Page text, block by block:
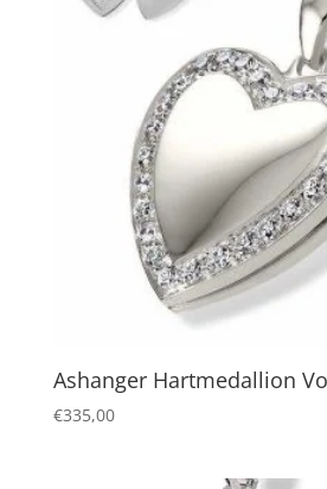
Ashanger Hartmedallion
€335,00